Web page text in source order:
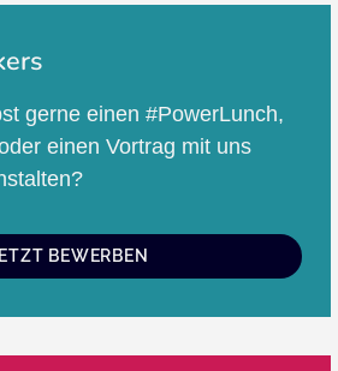
gerne einen #PowerLunch,
einen Vortrag mit uns
BEWERBEN